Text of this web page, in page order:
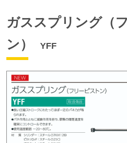
ガススプリング（
ン）
YFF